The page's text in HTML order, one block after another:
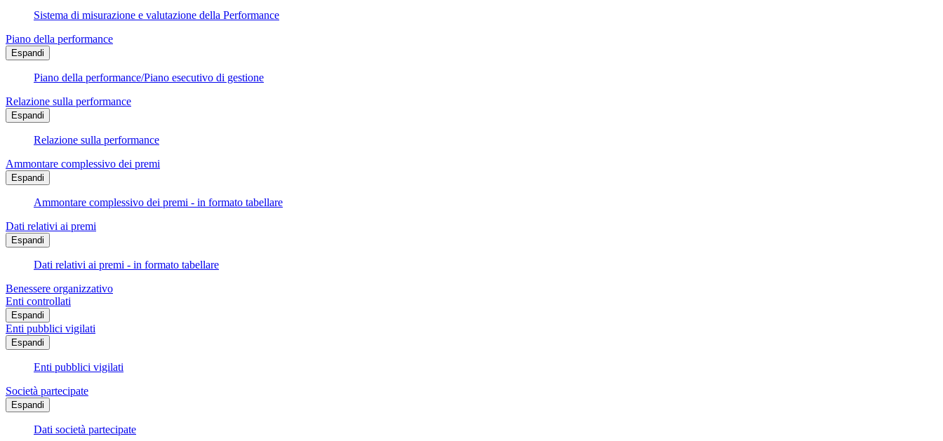
Sistema di misurazione e valutazione della Performance
Piano della performance
Espandi
Piano della performance/Piano esecutivo di gestione
Relazione sulla performance
Espandi
Relazione sulla performance
Ammontare complessivo dei premi
Espandi
Ammontare complessivo dei premi - in formato tabellare
Dati relativi ai premi
Espandi
Dati relativi ai premi - in formato tabellare
Benessere organizzativo
Enti controllati
Espandi
Enti pubblici vigilati
Espandi
Enti pubblici vigilati
Società partecipate
Espandi
Dati società partecipate